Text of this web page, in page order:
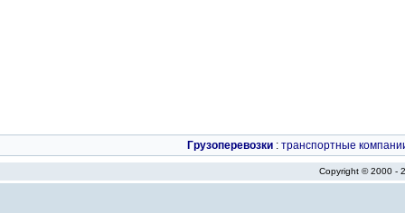
Грузоперевозки : транспортные
Copyright © 2000 -